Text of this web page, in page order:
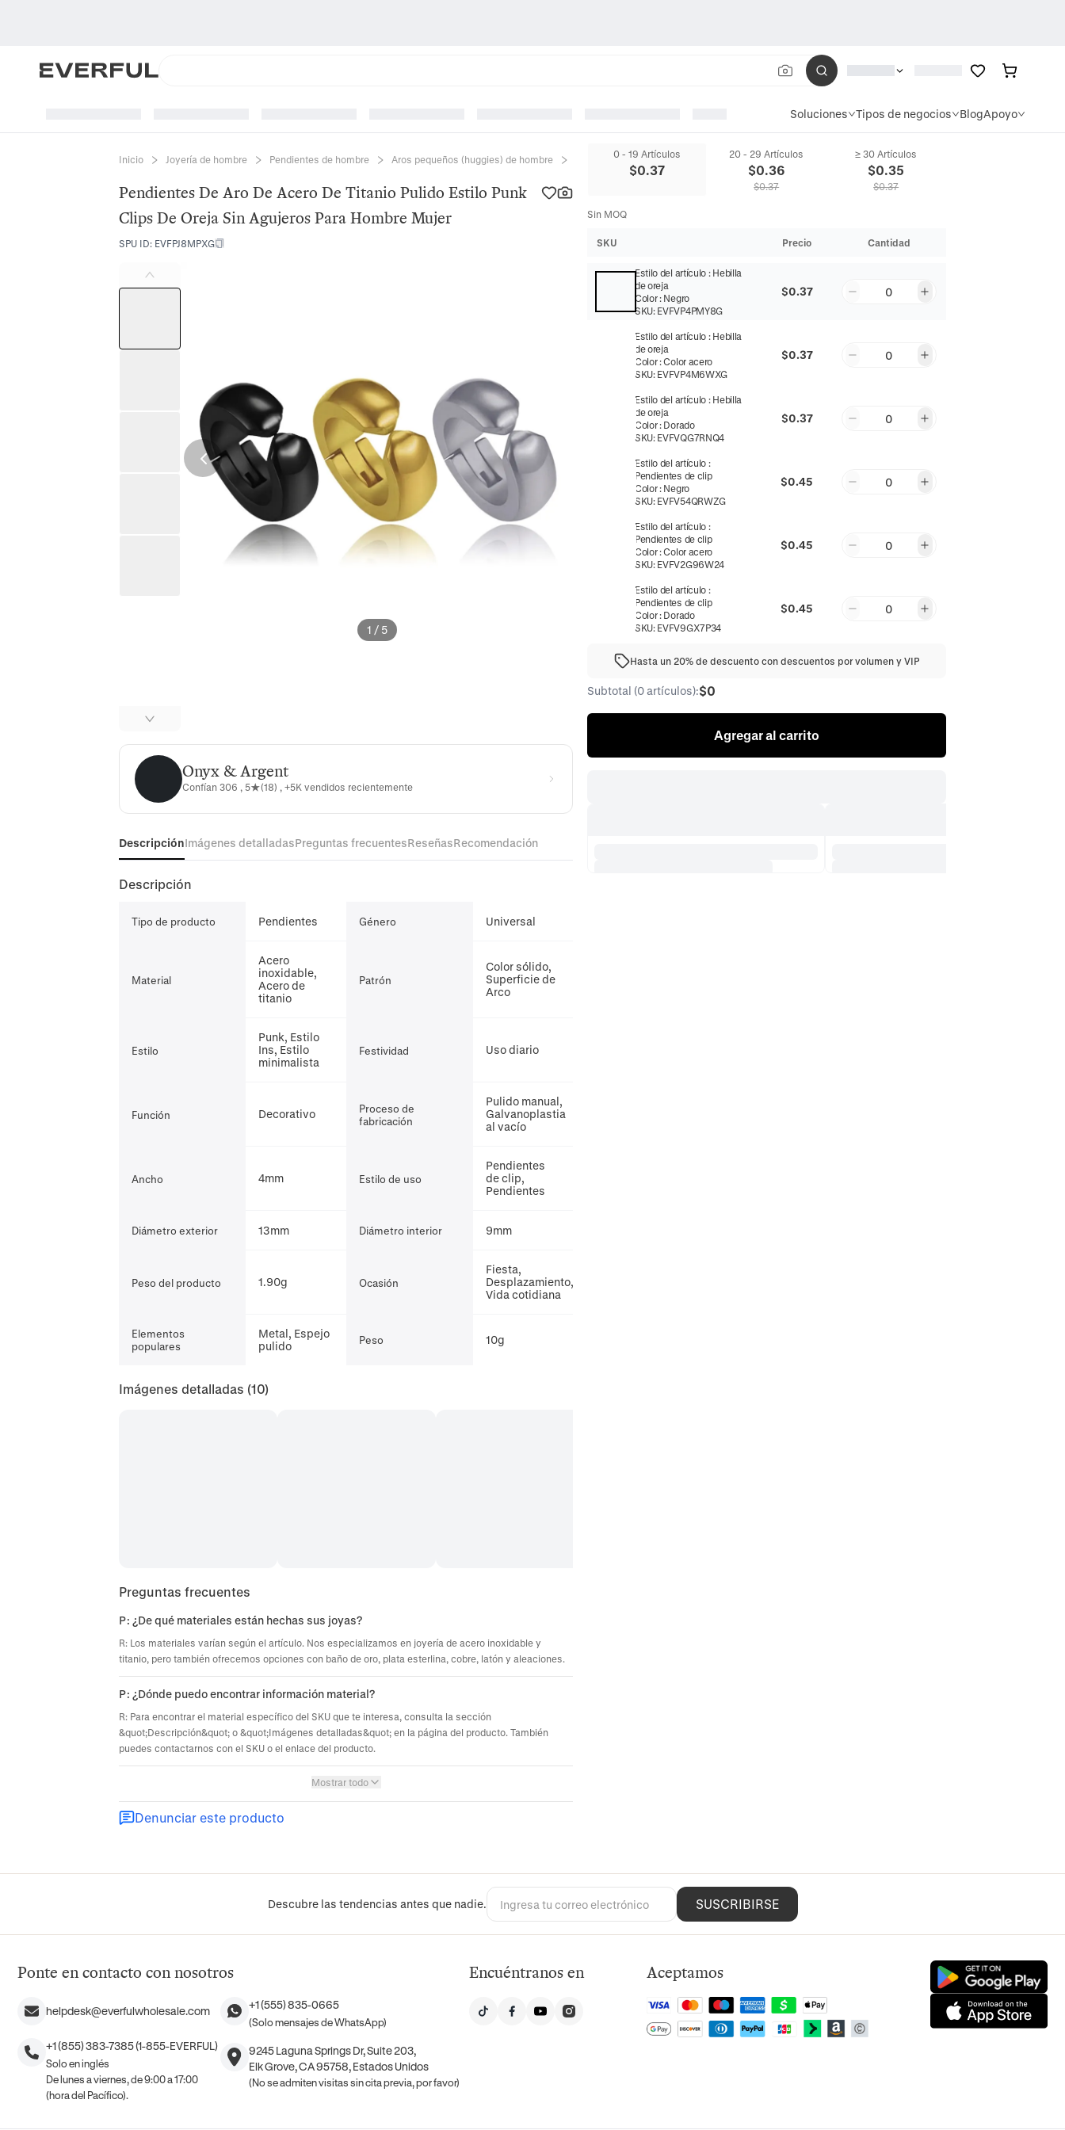
Soluciones Tipos de negocios BlogApoyo
Inicio Joyería de hombre Pendientes de hombre Aros pequeños (huggies) de hombre Pendientes De Aro De Acero De Titanio Pulido Estilo Punk Clips De Oreja Sin Agujeros Para Hombre Mujer
Pendientes De Aro De Acero De Titanio Pulido Estilo Punk
Clips De Oreja Sin Agujeros Para Hombre Mujer
SPU ID: EVFPJ8MPXG
1 / 5
Onyx & ArgentOnyx & Argent
Confían 306 , 5★(18) , +5K vendidos recientemente
DescripciónImágenes detalladasPreguntas frecuentesReseñasRecomendación
Descripción
Tipo de producto Pendientes Género Universal
Material
Acero
inoxidable,
Acero de
titanio
Patrón
Color sólido,
Superficie de
Arco
Estilo
Punk, Estilo
Ins, Estilo
minimalista
Festividad Uso diario
Función Decorativo
Proceso de
fabricación
Pulido manual,
Galvanoplastia
al vacío
Ancho 4mm Estilo de uso
Pendientes
de clip,
Pendientes
Diámetro exterior 13mm Diámetro interior 9mm
Peso del producto 1.90g Ocasión
Fiesta,
Desplazamiento,
Vida cotidiana
Elementos
populares
Metal, Espejo
pulido
Peso 10g
Imágenes detalladas (10)
Preguntas frecuentes
P: ¿De qué materiales están hechas sus joyas?
R: Los materiales varían según el artículo. Nos especializamos en joyería de acero inoxidable y
titanio, pero también ofrecemos opciones con baño de oro, plata esterlina, cobre, latón y aleaciones.
P: ¿Dónde puedo encontrar información material?
R: Para encontrar el material específico del SKU que te interesa, consulta la sección
&quot;Descripción&quot; o &quot;Imágenes detalladas&quot; en la página del producto. También
puedes contactarnos con el SKU o el enlace del producto.
Mostrar todo
Denunciar este producto
0 - 19 Artículos
$0.37
20 - 29 Artículos
$0.36
$0.37
≥ 30 Artículos
$0.35
$0.37
Sin MOQ
SKU Precio Cantidad
Estilo del artículo : Hebilla
de oreja
Color: Negro
SKU: EVFVP4PMY8G
$0.37 0
Estilo del artículo : Hebilla
de oreja
Color:Color acero
SKU: EVFVP4M6WXG
$0.37 0
Estilo del artículo : Hebilla
de oreja
Color: Dorado
SKU: EVFVQG7RNQ4
$0.37 0
Estilo del artículo :
Pendientes de clip
Color: Negro
SKU: EVFV54QRWZG
$0.45 0
Estilo del artículo :
Pendientes de clip
Color:Color acero
SKU: EVFV2G96W24
$0.45 0
Estilo del artículo :
Pendientes de clip
Color: Dorado
SKU: EVFV9GX7P34
$0.45 0
Hasta un 20% de descuento con descuentos por volumen y VIP
Subtotal (0 artículos):$0
Agregar al carrito
Descubre las tendencias antes que nadie. SUSCRIBIRSE
Ponte en contacto con nosotros
helpdesk@everfulwholesale.com
+1 (855) 383-7385 (1-855-EVERFUL)
Solo en inglés
De lunes a viernes, de 9:00 a 17:00
(hora del Pacífico).
+1 (555) 835-0665
(Solo mensajes de WhatsApp)
9245 Laguna Springs Dr, Suite 203,
Elk Grove, CA 95758, Estados Unidos
(No se admiten visitas sin cita previa, por favor)
Encuéntranos en Aceptamos